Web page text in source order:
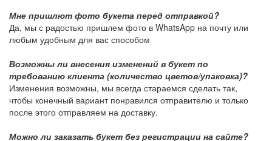
Мне пришлют фото букета перед отправкой?
Да, мы с радостью пришлем фото в WhatsApp на почту или
любым удобным для вас способом
Возможны ли внесения изменений в букет по
требованию клиента (количество цветов/упаковка)?
Изменения возможны, мы всегда стараемся сделать так,
чтобы конечный вариант понравился отправителю и только
после этого отправляем на доставку.
Можно ли заказать букет без регистрации на сайте?